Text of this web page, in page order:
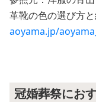
革靴の色の選び方
aoyama.jp/
冠婚葬祭にお